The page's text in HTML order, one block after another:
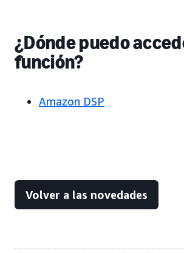
¿Dónde puedo
función?
Amazon DSP
Volver a las novedades